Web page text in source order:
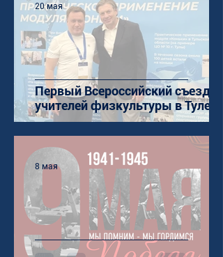
Первый Всероссийский съезд
учителей физкультуры в Туле
20 мая
8 мая